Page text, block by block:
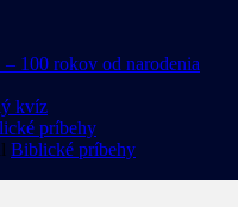
– 100 rokov od narodenia
kvíz
príbehy
Biblické príbehy